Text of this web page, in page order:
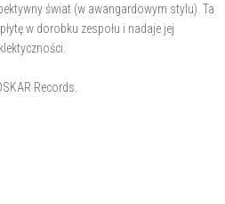
świat (w awangardowym stylu). Ta
w dorobku zespołu i nadaje jej
Records.